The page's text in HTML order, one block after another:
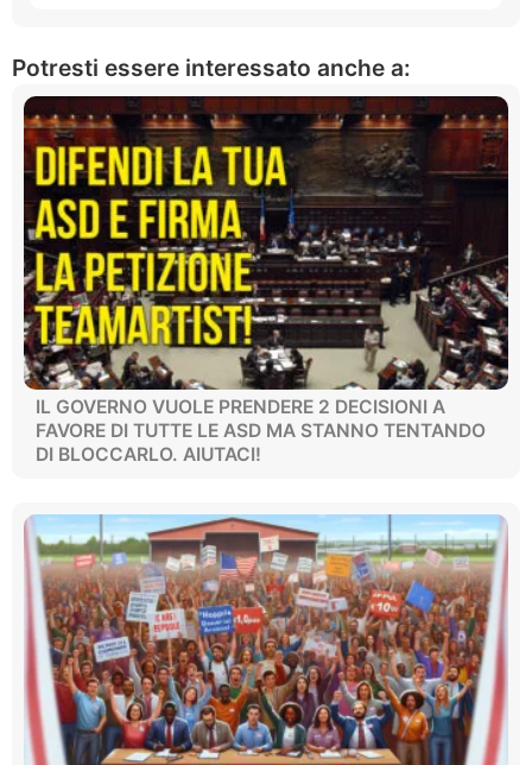
Potresti essere interessato anche a:
IL GOVERNO VUOLE PRENDERE 2 DECISIONI A
FAVORE DI TUTTE LE ASD MA STANNO TENTANDO
DI BLOCCARLO. AIUTACI!